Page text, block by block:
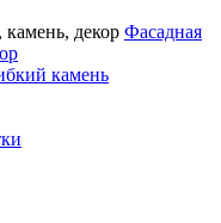
Фасадная
камень